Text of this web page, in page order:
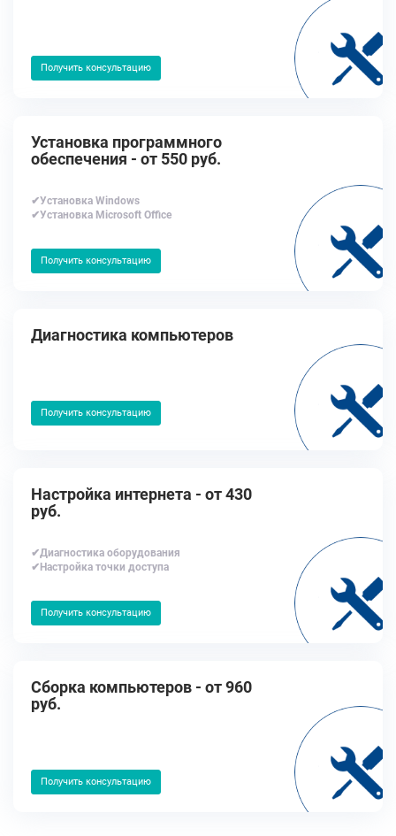
Получить консультацию
Установка программного
обеспечения - от 550 руб.
✔Установка Windows
✔Установка Microsoft Office
Получить консультацию
Диагностика компьютеров
Получить консультацию
Настройка интернета - от 430
руб.
✔Диагностика оборудования
✔Настройка точки доступа
Получить консультацию
Сборка компьютеров - от 960
руб.
Получить консультацию